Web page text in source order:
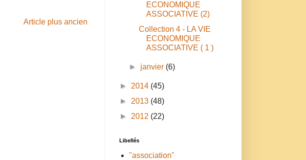
Article plus ancien
ECONOMIQUE
ASSOCIATIVE (2)
Collection 4 - LA VIE
ECONOMIQUE
ASSOCIATIVE ( 1 )
► janvier (6)
► 2014 (45)
► 2013 (48)
► 2012 (22)
Libellés
"association"